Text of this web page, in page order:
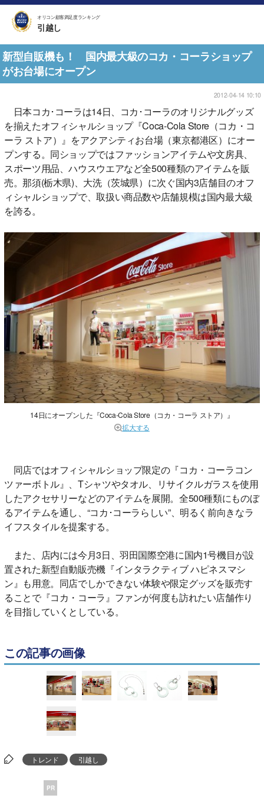
オリコン顧客満足度ランキング
引越し
新型自販機も！ 国内最大級のコカ・コーラショップ
がお台場にオープン
2012-04-14 10:10
日本コカ･コーラは14日、コカ･コーラのオリジナルグッズ
を揃えたオフィシャルショップ『Coca-Cola Store（コカ・コ
ーラ ストア）』をアクアシティお台場（東京都港区）にオー
プンする。同ショップではファッションアイテムや文房具、
スポーツ用品、ハウスウエアなど全500種類のアイテムを販
売。那須(栃木県)、大洗（茨城県）に次ぐ国内3店舗目のオフ
ィシャルショップで、取扱い商品数や店舗規模は国内最大級
を誇る。
14日にオープンした『Coca-Cola Store（コカ・コーラ ストア）』
拡大する
同店ではオフィシャルショップ限定の『コカ・コーラコン
ツァーボトル』、Tシャツやタオル、リサイクルガラスを使用
したアクセサリーなどのアイテムを展開。全500種類にものぼ
るアイテムを通し、“コカ･コーラらしい”、明るく前向きなラ
イフスタイルを提案する。
また、店内には今月3日、羽田国際空港に国内1号機目が設
置された新型自動販売機『インタラクティブ ハピネスマシ
ン』も用意。同店でしかできない体験や限定グッズを販売す
ることで『コカ・コーラ』ファンが何度も訪れたい店舗作り
を目指していくとしている。
この記事の画像
トレンド 引越し
PR